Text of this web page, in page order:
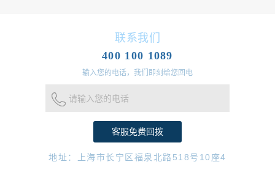
联系我们
400 100 1089
输入您的电话，我们即刻给您回电
请输入您的电话
地址：上海市长宁区福泉北路518号10座4